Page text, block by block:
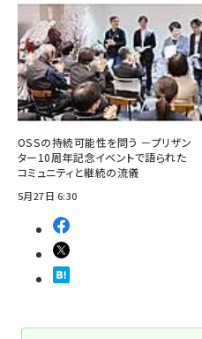
OSSの持続可能性を問う －プリザン
ター10周年記念イベントで語られた
コミュニティと継続の流儀
5月27日 6:30